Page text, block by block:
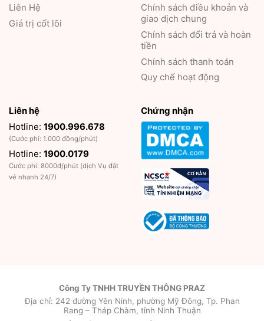
Liên Hệ
Giá trị cốt lõi
Chính sách điều khoản và
giao dịch chung
Chính sách đổi trả và hoàn
tiền
Chính sách thanh toán
Quy chế hoạt động
Liên hệ
Hotline: 1900.996.678
(Cước phí: 1.000 đồng/phút)
Hotline: 1900.0179
Cước phí: 8000đ/phút (dịch Vụ đặt
vé nhanh 24/7)
Chứng nhận
Công Ty TNHH TRUYỀN THÔNG PRAZ
Địa chỉ: 242 đường Yên Ninh, phường Mỹ Đông, Tp. Phan
Rang – Tháp Chàm, tỉnh Ninh Thuận